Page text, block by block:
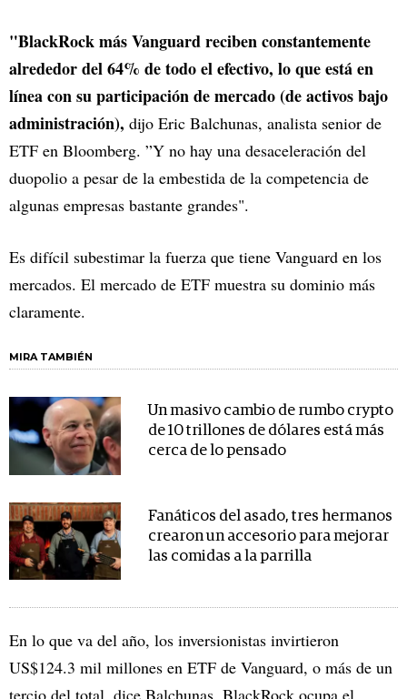
"BlackRock más Vanguard reciben constantemente
alrededor del 64% de todo el efectivo, lo que está en
línea con su participación de mercado (de activos bajo
administración), dijo Eric Balchunas, analista senior de
ETF en Bloomberg. ”Y no hay una desaceleración del
duopolio a pesar de la embestida de la competencia de
algunas empresas bastante grandes".
Es difícil subestimar la fuerza que tiene Vanguard en los
mercados. El mercado de ETF muestra su dominio más
claramente.
MIRA TAMBIÉN
Un masivo cambio de rumbo crypto
de 10 trillones de dólares está más
cerca de lo pensado
Fanáticos del asado, tres hermanos
crearon un accesorio para mejorar
las comidas a la parrilla
En lo que va del año, los inversionistas invirtieron
US$124.3 mil millones en ETF de Vanguard, o más de un